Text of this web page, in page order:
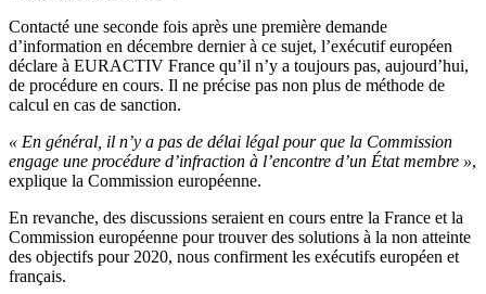
Contacté une seconde fois après une première demande
d’information en décembre dernier à ce sujet, l’exécutif européen
déclare à EURACTIV France qu’il n’y a toujours pas, aujourd’hui,
de procédure en cours. Il ne précise pas non plus de méthode de
calcul en cas de sanction.
« En général, il n’y a pas de délai légal pour que la Commission
engage une procédure d’infraction à l’encontre d’un État membre »,
explique la Commission européenne.
En revanche, des discussions seraient en cours entre la France et la
Commission européenne pour trouver des solutions à la non atteinte
des objectifs pour 2020, nous confirment les exécutifs européen et
français.